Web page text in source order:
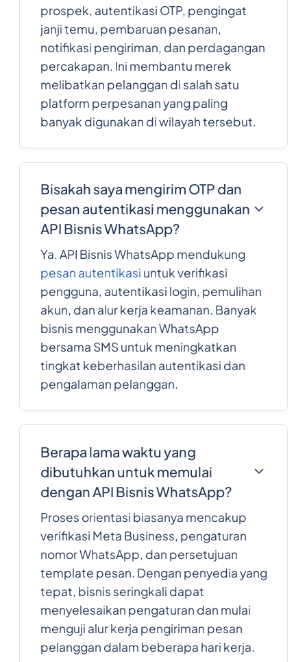
prospek, autentikasi OTP, pengingat
janji temu, pembaruan pesanan,
notifikasi pengiriman, dan perdagangan
percakapan. Ini membantu merek
melibatkan pelanggan di salah satu
platform perpesanan yang paling
banyak digunakan di wilayah tersebut.
Bisakah saya mengirim OTP dan
pesan autentikasi menggunakan
API Bisnis WhatsApp?
Ya. API Bisnis WhatsApp mendukung
pesan autentikasi untuk verifikasi
pengguna, autentikasi login, pemulihan
akun, dan alur kerja keamanan. Banyak
bisnis menggunakan WhatsApp
bersama SMS untuk meningkatkan
tingkat keberhasilan autentikasi dan
pengalaman pelanggan.
Berapa lama waktu yang
dibutuhkan untuk memulai
dengan API Bisnis WhatsApp?
Proses orientasi biasanya mencakup
verifikasi Meta Business, pengaturan
nomor WhatsApp, dan persetujuan
template pesan. Dengan penyedia yang
tepat, bisnis seringkali dapat
menyelesaikan pengaturan dan mulai
menguji alur kerja pengiriman pesan
pelanggan dalam beberapa hari kerja.